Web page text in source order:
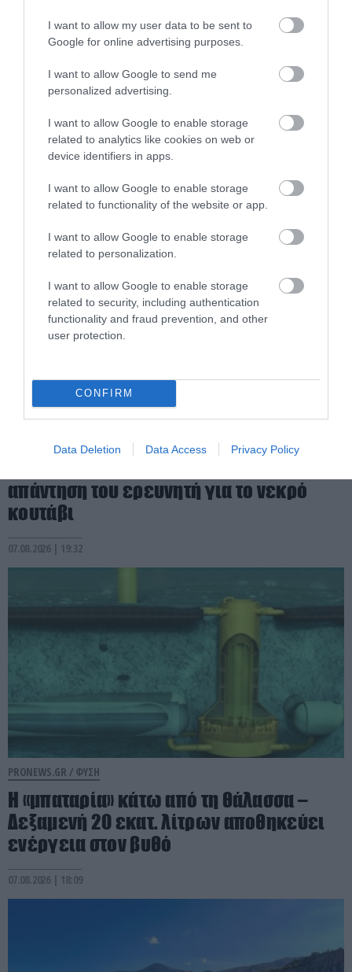
I want to allow my user data to be sent to
Google for online advertising purposes.
I want to allow Google to send me
personalized advertising.
I want to allow Google to enable storage
related to analytics like cookies on web or
device identifiers in apps.
I want to allow Google to enable storage
related to functionality of the website or app.
I want to allow Google to enable storage
related to personalization.
I want to allow Google to enable storage
related to security, including authentication
functionality and fraud prevention, and other
user protection.
CONFIRM
Data Deletion Data Access Privacy Policy
PRONEWS.GR /ΦΥΣΗ
Η «γέφυρα» της Σαχάρας με τον Αμαζόνιο
– Η σκόνη που ταξιδεύει 2.500 χλμ. για
να τροφοδοτήσει τη ζούγκλα
08.08.2026 | 16:04
PRONEWS.GR /ΦΥΣΗ
«Να σώσουμε έναν σκύλο ή να θέσουμε
απάντηση του ερευνητή για το νεκρό
κουτάβι
07.08.2026 | 19:32
PRONEWS.GR / ΦΥΣΗ
Η «μπαταρία» κάτω από τη θάλασσα –
Δεξαμενή 20 εκατ. λίτρων αποθηκεύει
ενέργεια στον βυθό
07.08.2026 | 18:09